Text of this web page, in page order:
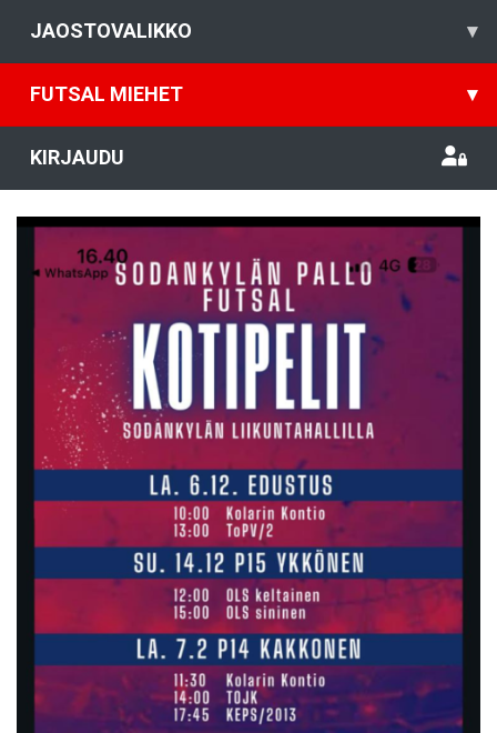
JAOSTOVALIKKO ▾
FUTSAL MIEHET ▾
KIRJAUDU